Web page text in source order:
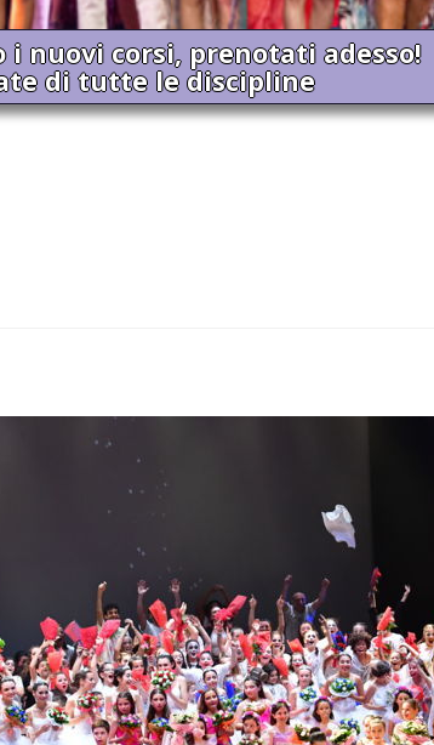
i nuovi corsi, prenotati adesso!
di tutte le discipline